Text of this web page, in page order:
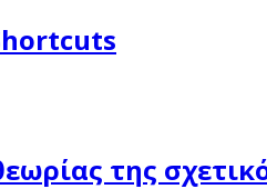
της